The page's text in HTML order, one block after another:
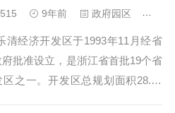
是商贸区。工业区又分...
9年前 政府园区
清经济开发区于1993年11月经省
府批准设立，是浙江省首批19个省
区之一。开发区总规划面积28.12